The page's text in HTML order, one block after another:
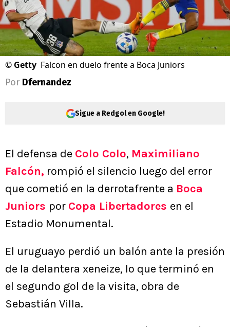
© Getty Falcon en duelo frente a Boca Juniors
Por Dfernandez
Sigue a Redgol en Google!
El defensa de Colo Colo, Maximiliano
Falcón, rompió el silencio luego del error
que cometió en la derrotafrente a Boca
Juniors por Copa Libertadores en el
Estadio Monumental.
El uruguayo perdió un balón ante la presión
de la delantera xeneize, lo que terminó en
el segundo gol de la visita, obra de
Sebastián Villa.